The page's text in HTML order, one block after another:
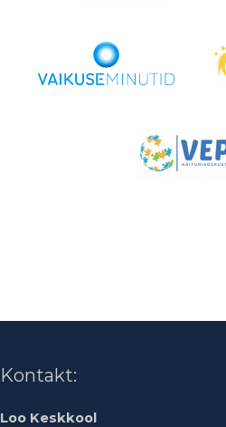
Kontakt:
Loo Keskkool